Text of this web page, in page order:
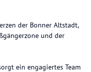
der Bonner Altstadt,
und der
ein engagiertes Team